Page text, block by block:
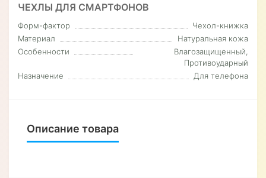
ЧЕХЛЫ ДЛЯ СМАРТФОНОВ
Форм-фактор
Чехол-книжка
Материал
Натуральная кожа
Особенности
Влагозащищенный,
Противоударный
Назначение
Для телефона
Описание товара